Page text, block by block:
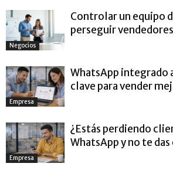
Negocios
Controlar un equipo
perseguir
Empresa
WhatsApp integrado
clave para vender
Empresa
¿Estás perdiendo
WhatsApp y no te das